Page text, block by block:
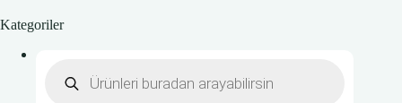
Kategoriler
search